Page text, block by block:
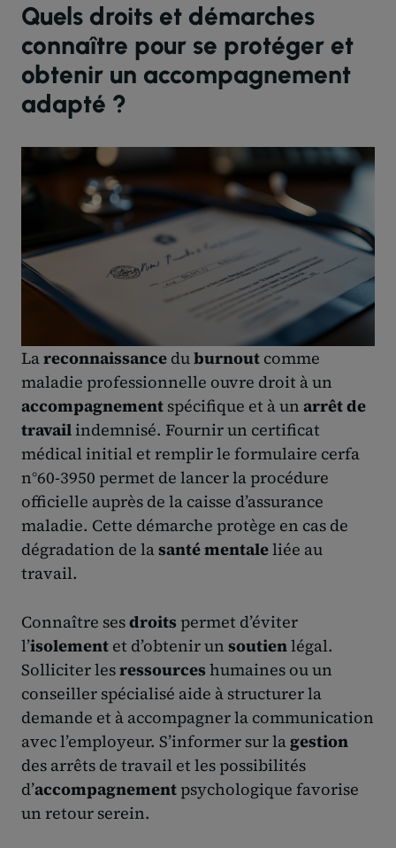
Quels droits et démarches
connaître pour se protéger et
obtenir un accompagnement
adapté ?
Lareconnaissance duburnout comme
maladie professionnelle ouvre droit à un
accompagnement spécifique et à un arrêt de
travailindemnisé. Fournir un certificat
médical initial et remplir le formulaire cerfa
n°60-3950 permet de lancer la procédure
officielle auprès de la caisse d’assurance
maladie. Cette démarche protège en cas de
dégradation de lasanté mentaleliée au
travail.
Connaître sesdroits permet d’éviter
l’isolement et d’obtenir un soutienlégal.
Solliciter lesressourceshumaines ou un
conseiller spécialisé aide à structurer la
demande et à accompagner la communication
avec l’employeur. S’informer sur lagestion
des arrêts de travail et les possibilités
d’accompagnement psychologique favorise
un retour serein.